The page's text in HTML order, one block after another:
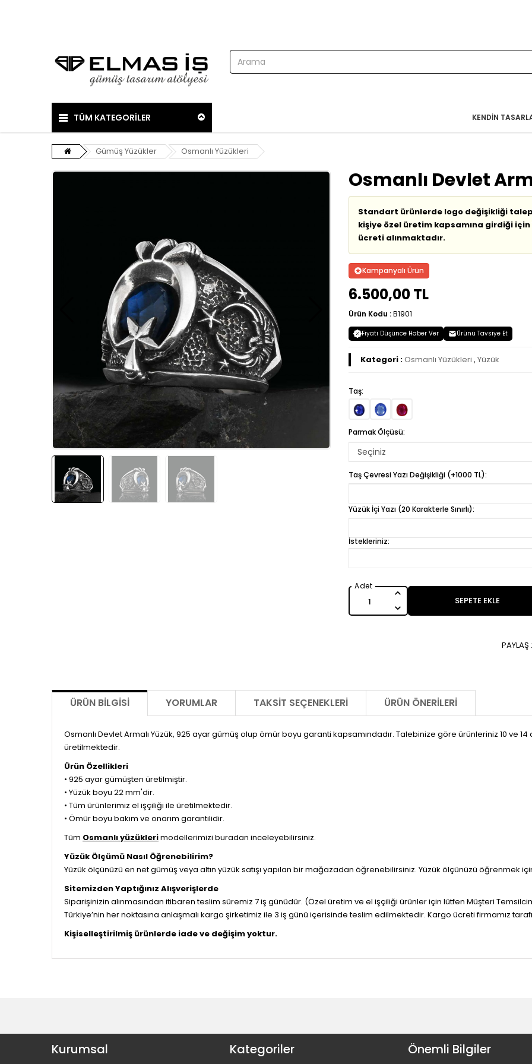
TÜM KATEGORİLER KENDIN
Gümüş Yüzükler Osmanlı Yüzükleri
Osmanlı Devlet
Standart ürünlerde logo değişikliği
kişiye özel üretim kapsamına girdiği için
ücreti alınmaktadır.
Kampanyalı Ürün
6.500,00 TL
Ürün Kodu :B1901
Fiyatı Düşünce Haber Ver Ürünü Tavsiye Et
Kategori :Osmanlı Yüzükleri , Yüzük
Taş:
Parmak Ölçüsü:
Taş Çevresi Yazı Değişikliği (+1000 TL):
Yüzük İçi Yazı (20 Karakterle Sınırlı):
İstekleriniz:
SEPETE EKLE
PAYLAŞ :
ÜRÜN BILGISI YORUMLAR TAKSIT SEÇENEKLERI ÜRÜN ÖNERILERI
Osmanlı Devlet Armalı Yüzük, 925 ayar gümüş olup ömür boyu garanti kapsamındadır. Talebinize göre ürünleriniz 10 ve
üretilmektedir.
Ürün Özellikleri
• 925 ayar gümüşten üretilmiştir.
• Yüzük boyu 22 mm'dir.
• Tüm ürünlerimiz el işçiliği ile üretilmektedir.
• Ömür boyu bakım ve onarım garantilidir.
Tüm Osmanlı yüzüklerimodellerimizi buradan inceleyebilirsiniz.
Yüzük Ölçümü Nasıl Öğrenebilirim?
Yüzük ölçünüzü en net gümüş veya altın yüzük satışı yapılan bir mağazadan öğrenebilirsiniz. Yüzük ölçünüzü öğrenmek
Sitemizden Yaptığınız Alışverişlerde
Siparişinizin alınmasından itibaren teslim süremiz 7 iş günüdür. (Özel üretim ve el işçiliği ürünler için lütfen Müşteri
Türkiye’nin her noktasına anlaşmalı kargo şirketimiz ile 3 iş günü içerisinde teslim edilmektedir. Kargo ücreti firmamız
Kişiselleştirilmiş ürünlerde iade ve değişim yoktur.
Kurumsal Kategoriler Önemli Bilgiler